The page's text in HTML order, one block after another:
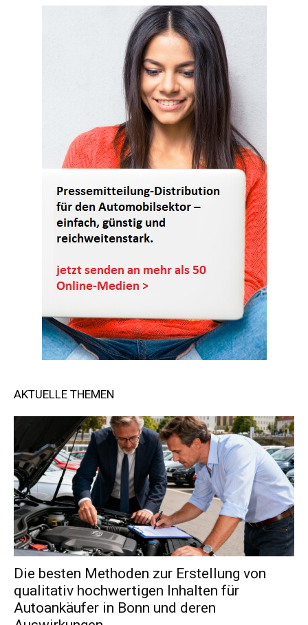
AKTUELLE THEMEN
Die besten Methoden zur Erstellung von
qualitativ hochwertigen Inhalten für
Autoankäufer in Bonn und deren